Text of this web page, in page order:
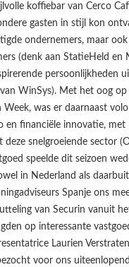
koffiebar van Cerco
gasten in stijl kon
ondernemers, maar
(denk aan StatieHeld en
persoonlijkheden
WinSys). Met het oog op
Week, was er daarnaast
en financiële innovatie, met
snelgroeiende sector
speelde dit seizoen
in Nederland als
Spanje ons
van Securin vanuit
op interessante
Laurien
voor ons